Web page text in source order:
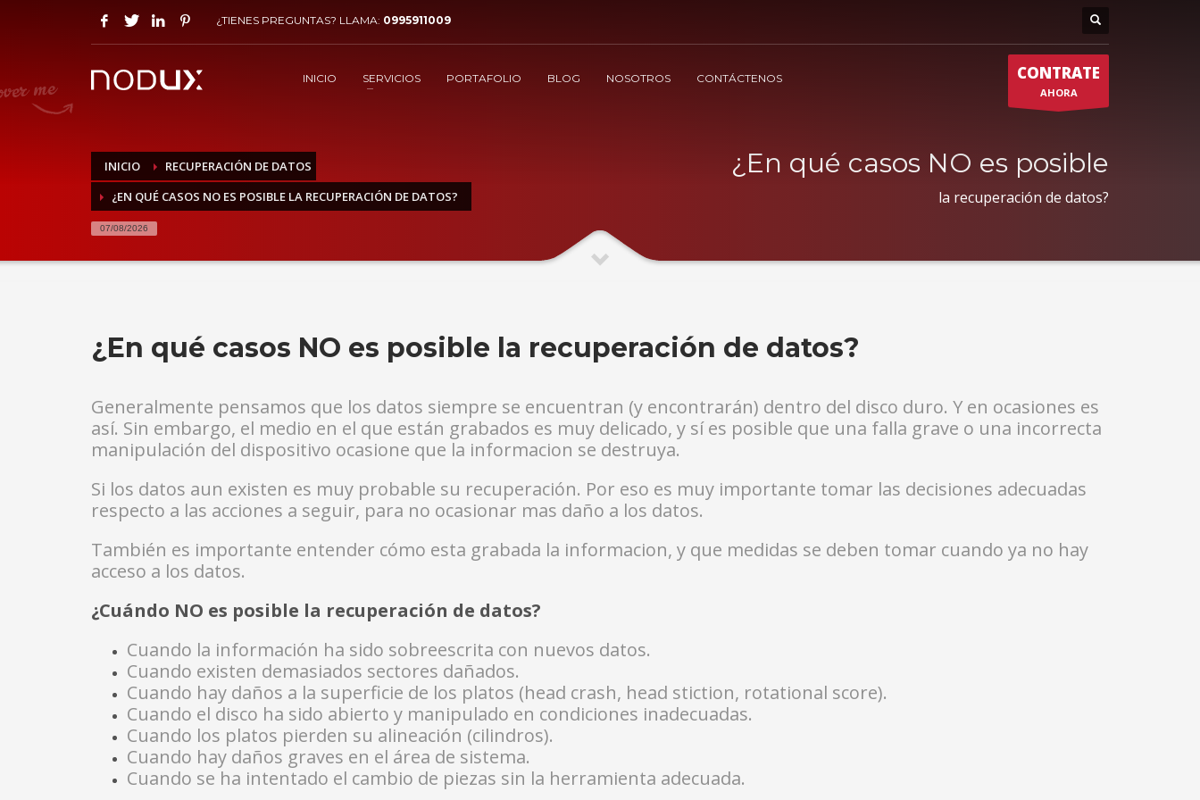
¿TIENES PREGUNTAS? LLAMA: 0995911009
INICIO SERVICIOS PORTAFOLIO BLOG NOSOTROS CONTÁCTENOS CONTRATE
AHORA
INICIO
RECUPERACIÓN DE DATOS
¿EN QUÉ CASOS NO ES POSIBLE LA RECUPERACIÓN DE DATOS?
07/08/2026
¿En qué casos NO es posible
la recuperación de datos?
¿En qué casos NO es posible la recuperación de datos?
Generalmente pensamos que los datos siempre se encuentran (y encontrarán) dentro del disco duro. Y en ocasiones es
así. Sin embargo, el medio en el que están grabados es muy delicado, y sí es posible que una falla grave o una incorrecta
manipulación del dispositivo ocasione que la informacion se destruya.
Si los datos aun existen es muy probable su recuperación. Por eso es muy importante tomar las decisiones adecuadas
respecto a las acciones a seguir, para no ocasionar mas daño a los datos.
También es importante entender cómo esta grabada la informacion, y que medidas se deben tomar cuando ya no hay
acceso a los datos.
¿Cuándo NO es posible la recuperación de datos?
Cuando la información ha sido sobreescrita con nuevos datos.
Cuando existen demasiados sectores dañados.
Cuando hay daños a la superficie de los platos (head crash, head stiction, rotational score).
Cuando el disco ha sido abierto y manipulado en condiciones inadecuadas.
Cuando los platos pierden su alineación (cilindros).
Cuando hay daños graves en el área de sistema.
Cuando se ha intentado el cambio de piezas sin la herramienta adecuada.